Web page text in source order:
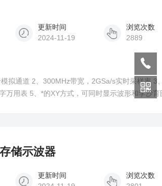
更新时间
2024-11-19
浏览次数
2889
拟通道 2、300MHz带宽，2GSa/s实时采样率 3
万用表 5、*的XY方式，可同时显示波形和李沙育
储示波器
更新时间
浏览次数